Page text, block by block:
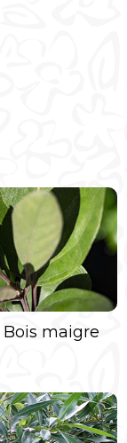
maigre